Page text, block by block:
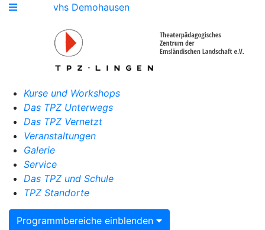
vhs Demohausen
Kurse und Workshops
Das TPZ Unterwegs
Das TPZ Vernetzt
Veranstaltungen
Galerie
Service
Das TPZ und Schule
TPZ Standorte
Programmbereiche einblenden